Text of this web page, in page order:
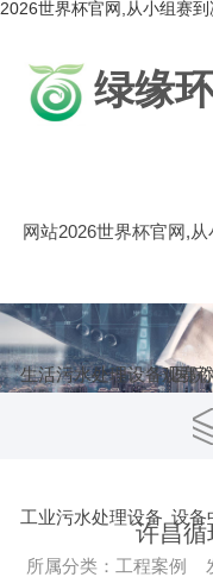
2026世界杯官网,从小组赛
绿缘
网站2026世界杯官网,
观赛
生活污水处理设备 医院
工业污水处理设备 设备
许昌循
所属分类：工程案例